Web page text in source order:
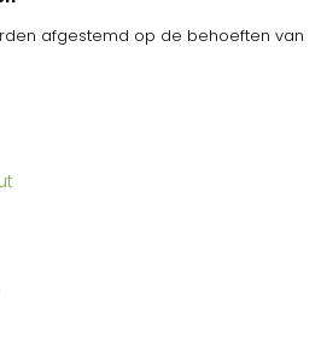
afgestemd op de behoeften van